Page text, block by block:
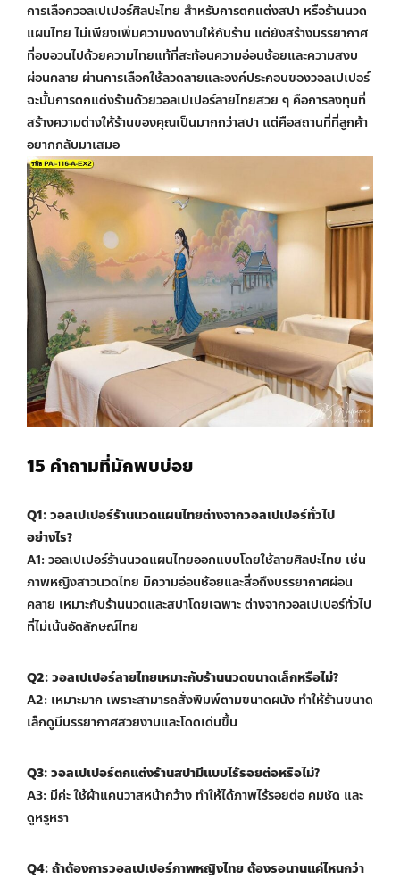
การเลือกวอลเปเปอร์ศิลปะไทย สำหรับการตกแต่งสปา หรือร้านนวด
แผนไทย ไม่เพียงเพิ่มความงดงามให้กับร้าน แต่ยังสร้างบรรยากาศ
ที่อบอวนไปด้วยความไทยแท้ที่สะท้อนความอ่อนช้อยและความสงบ
ผ่อนคลาย ผ่านการเลือกใช้ลวดลายและองค์ประกอบของวอลเปเปอร์
ฉะนั้นการตกแต่งร้านด้วยวอลเปเปอร์ลายไทยสวย ๆ คือการลงทุนที่
สร้างความต่างให้ร้านของคุณเป็นมากกว่าสปา แต่คือสถานที่ที่ลูกค้า
อยากกลับมาเสมอ
15 คำถามที่มักพบบ่อย
Q1: วอลเปเปอร์ร้านนวดแผนไทยต่างจากวอลเปเปอร์ทั่วไป
อย่างไร?
A1: วอลเปเปอร์ร้านนวดแผนไทยออกแบบโดยใช้ลายศิลปะไทย เช่น
ภาพหญิงสาวนวดไทย มีความอ่อนช้อยและสื่อถึงบรรยากาศผ่อน
คลาย เหมาะกับร้านนวดและสปาโดยเฉพาะ ต่างจากวอลเปเปอร์ทั่วไป
ที่ไม่เน้นอัตลักษณ์ไทย
Q2: วอลเปเปอร์ลายไทยเหมาะกับร้านนวดขนาดเล็กหรือไม่?
A2: เหมาะมาก เพราะสามารถสั่งพิมพ์ตามขนาดผนัง ทำให้ร้านขนาด
เล็กดูมีบรรยากาศสวยงามและโดดเด่นขึ้น
Q3: วอลเปเปอร์ตกแต่งร้านสปามีแบบไร้รอยต่อหรือไม่?
A3: มีค่ะ ใช้ผ้าแคนวาสหน้ากว้าง ทำให้ได้ภาพไร้รอยต่อ คมชัด และ
ดูหรูหรา
Q4: ถ้าต้องการวอลเปเปอร์ภาพหญิงไทย ต้องรอนานแค่ไหนกว่า